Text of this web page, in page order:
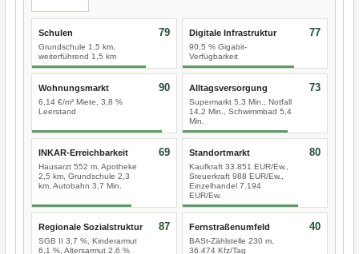
Schulen
Grundschule 1,5 km,
weiterführend 1,5 km
79 Digitale Infrastruktur
90,5 % Gigabit-
Verfügbarkeit
77
Wohnungsmarkt
6,14 €/m² Miete, 3,8 %
Leerstand
90 Alltagsversorgung
Supermarkt 5,3 Min., Notfall
14,2 Min., Schwimmbad 5,4
Min.
73
INKAR-Erreichbarkeit
Hausarzt 552 m, Apotheke
2,5 km, Grundschule 2,3
km, Autobahn 3,7 Min.
69 Standortmarkt
Kaufkraft 33.851 EUR/Ew.,
Steuerkraft 988 EUR/Ew.,
Einzelhandel 7.194
EUR/Ew.
80
Regionale Sozialstruktur
SGB II 3,7 %, Kinderarmut
6,1 %, Altersarmut 2,6 %
87 Fernstraßenumfeld
BASt-Zählstelle 230 m,
36.474 Kfz/Tag
40